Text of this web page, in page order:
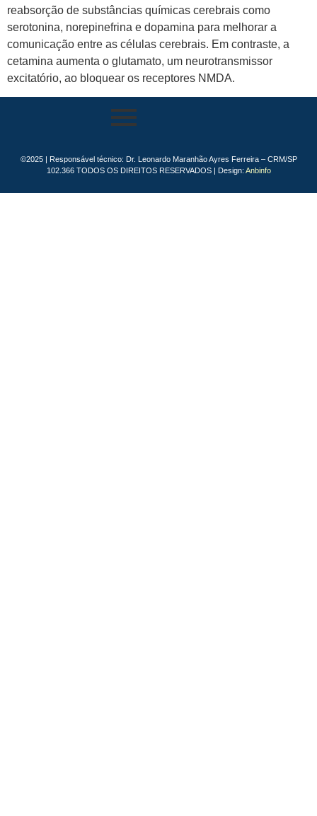
reabsorção de substâncias químicas cerebrais como
serotonina, norepinefrina e dopamina para melhorar a
comunicação entre as células cerebrais. Em contraste, a
cetamina aumenta o glutamato, um neurotransmissor
excitatório, ao bloquear os receptores NMDA.
©2025 | Responsável técnico: Dr. Leonardo Maranhão Ayres Ferreira – CRM/SP
102.366 TODOS OS DIREITOS RESERVADOS | Design: Anbinfo